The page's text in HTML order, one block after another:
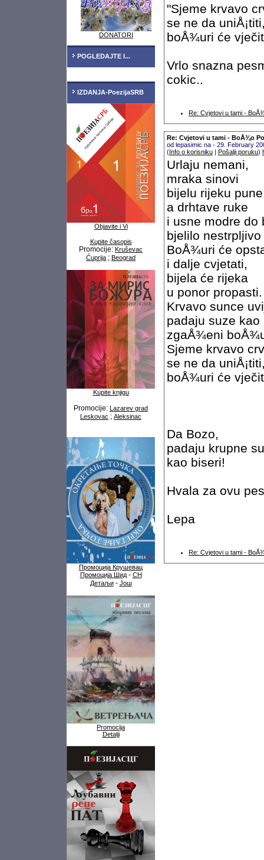
DONATORI
POGLEDAJTE I...
IZDANJA-PoezijaSRB
Objavite i Vi
Kupite časopis
Promocije: Kruševac
Ćuprija ; Beograd
Kupite knjigu
Promocije: Lazarev grad
Leskovac ; Aleksinac
Промоција Крушевац
Промоција Шид- СН
Детаљи- Још
Promocija
Detalji
"Sjeme krvavo
se ne da
boÅ¾uri će
Vrlo snazna
cokic..
Re: Cvjetovi u tami -
Re: Cvjetovi u tami - BoÅ¾o
od lepasimic na - 29. February
(Info o korisniku | Pošalji poruku)
Urlaju nemani,
mraka sinovi
bijelu rijeku
a drhtave ruke
i usne modre do
bjelilo
BoÅ¾uri će
i dalje cvjetati,
bijela će rijeka
u ponor propasti.
Krvavo sunce
padaju suze kao
zgaÅ¾eni
Sjeme krvavo
se ne da
boÅ¾uri će
Da Bozo,
padaju krupne
kao biseri!
Hvala za ovu
Lepa
Re: Cvjetovi u tami -